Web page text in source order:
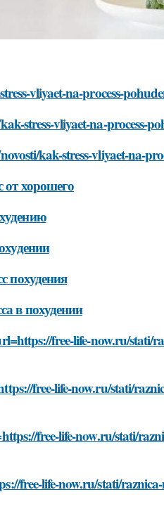
vliyaet-na-process-
stress-vliyaet-na-process-
kak-stress-vliyaet-na-
от хорошего
похудения
в похудении
free-life-now.ru/stati/
free-life-now.ru/stati/
free-life-now.ru/stati/
free-life-now.ru/stati/